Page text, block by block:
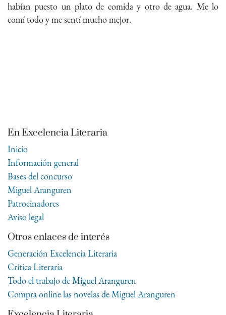
habían puesto un plato de comida y otro de agua. Me lo
comí todo y me sentí mucho mejor.
En Excelencia Literaria
Inicio
Información general
Bases del concurso
Miguel Aranguren
Patrocinadores
Aviso legal
Otros enlaces de interés
Generación Excelencia Literaria
Crítica Literaria
Todo el trabajo de Miguel Aranguren
Compra online las novelas de Miguel Aranguren